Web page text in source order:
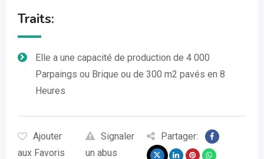
Traits:
Elle a une capacité de production de 4 000
Parpaings ou Brique ou de 300 m2 pavés en 8
Heures
Ajouter
aux Favoris
Signaler
un abus
Partager: